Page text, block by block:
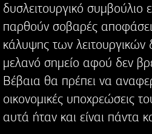
δυσλειτουργικό συμβούλιο
παρθούν σοβαρές
κάλυψης των
μελανό σημείο αφού δεν
Βέβαια θα πρέπει να
οικονομικές υποχρεώσεις
αυτά ήταν και είναι πάντα